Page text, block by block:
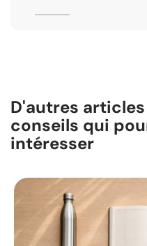
D'autres
conseils qui
intéresser